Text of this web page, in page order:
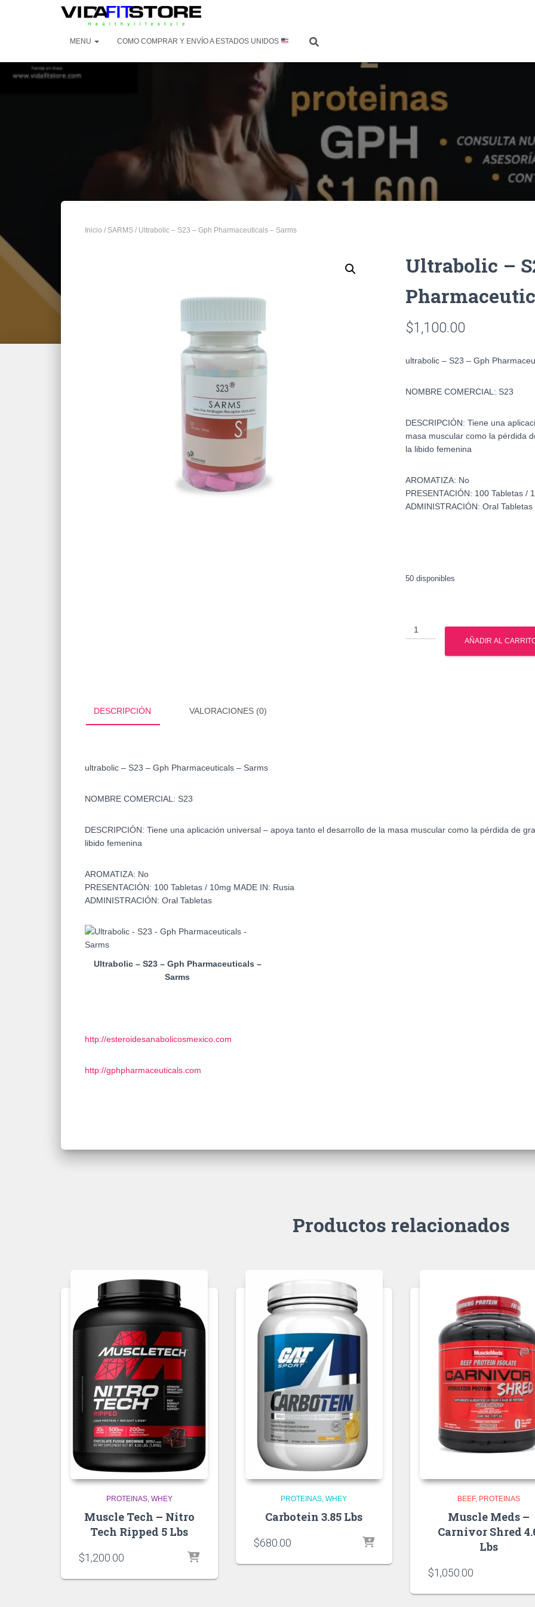
MENU COMO COMPRAR Y ENVÍO A ESTADOS UNIDOS
Inicio / SARMS / Ultrabolic – S23 – Gph Pharmaceuticals – Sarms
Ultrabolic –
$1,100.00
ultrabolic – S23 – Gph
NOMBRE COMERCIAL: S23
DESCRIPCIÓN: Tiene una
masa muscular como la pérdida
la libido femenina
AROMATIZA: No
PRESENTACIÓN: 100 Tabletas /
ADMINISTRACIÓN: Oral Tabletas
50 disponibles
Ultrabolic
-
AÑADIR AL
DESCRIPCIÓN VALORACIONES (0)
ultrabolic – S23 – Gph Pharmaceuticals – Sarms
NOMBRE COMERCIAL: S23
DESCRIPCIÓN: Tiene una aplicación universal – apoya tanto el desarrollo de la masa muscular como la pérdida de
libido femenina
AROMATIZA: No
PRESENTACIÓN: 100 Tabletas / 10mg MADE IN: Rusia
ADMINISTRACIÓN: Oral Tabletas
Ultrabolic – S23 – Gph Pharmaceuticals –
Sarms
http://esteroidesanabolicosmexico.com
http://gphpharmaceuticals.com
Productos relacionados
PROTEINAS WHEY
Muscle Tech – Nitro
Tech Ripped 5 Lbs
$1,200.00
PROTEINAS WHEY
Carbotein 3.85 Lbs
$680.00
BEEF PROTEINAS
Muscle Meds –
Carnivor Shred
Lbs
$1,050.00